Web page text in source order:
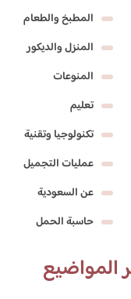
المطبخ والطعام
المنزل والديكور
المنوعات
تعليم
تكنولوجيا وتقنية
عمليات التجميل
عن السعودية
حاسبة الحمل
المواضيع